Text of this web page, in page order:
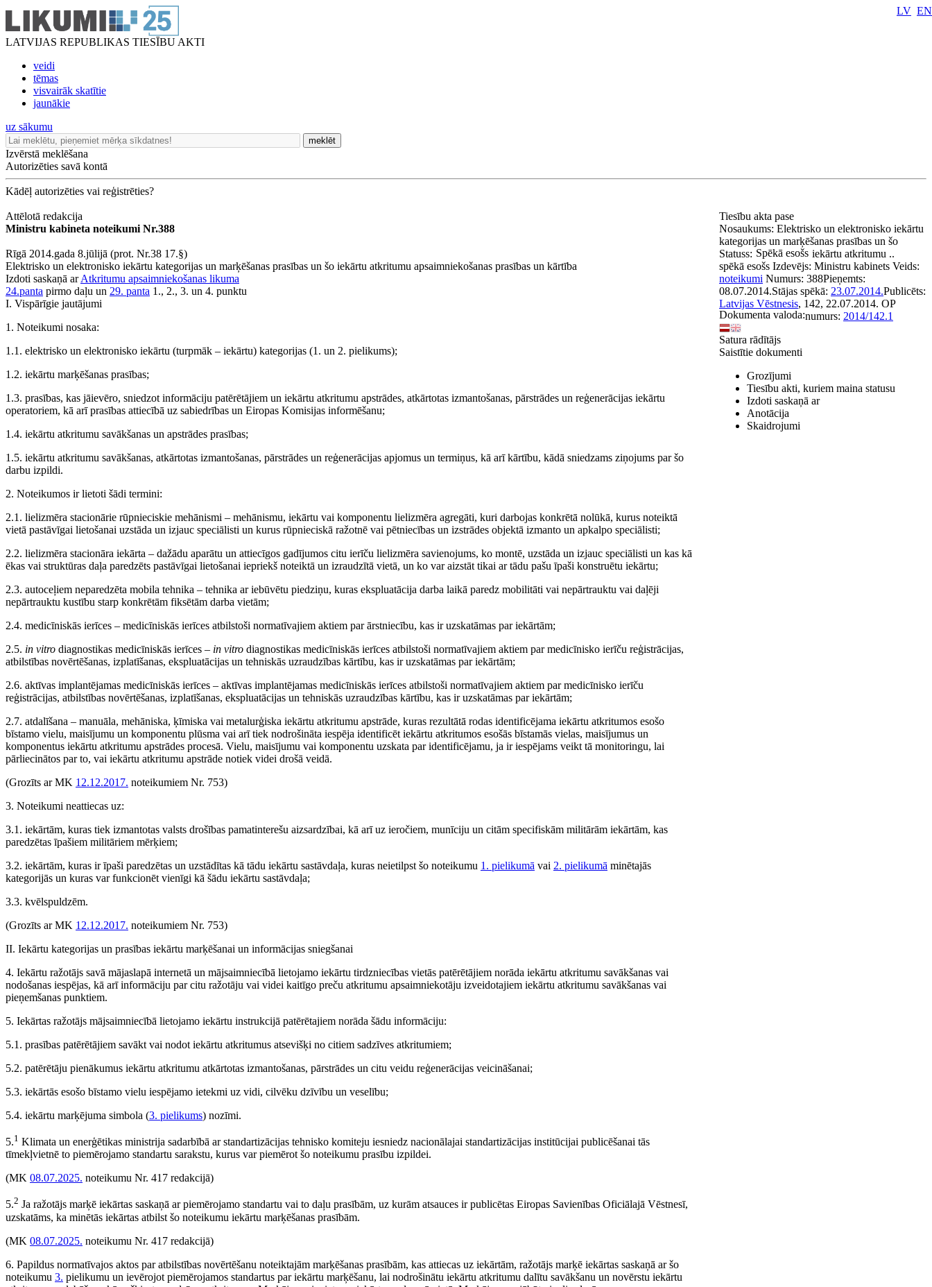
LATVIJAS REPUBLIKAS TIESĪBU AKTI
veidi
tēmas
visvairāk skatītie
jaunākie
LV EN
uz sākumu
meklēt
Izvērstā meklēšana
Autorizēties savā kontā
Kādēļ autorizēties vai reģistrēties?
Attēlotā redakcija
Ministru kabineta noteikumi Nr.388
Rīgā 2014.gada 8.jūlijā (prot. Nr.38 17.§)
Elektrisko un elektronisko iekārtu kategorijas un marķēšanas prasības un šo iekārtu atkritumu apsaimniekošanas prasības un kārtība
Izdoti saskaņā arAtkritumu apsaimniekošanas likuma
24.panta pirmo daļu un 29. panta 1., 2., 3. un 4. punktu
I. Vispārīgie jautājumi
1. Noteikumi nosaka:
1.1. elektrisko un elektronisko iekārtu (turpmāk – iekārtu) kategorijas (1. un 2. pielikums);
1.2. iekārtu marķēšanas prasības;
1.3. prasības, kas jāievēro, sniedzot informāciju patērētājiem un iekārtu atkritumu apstrādes, atkārtotas izmantošanas, pārstrādes un reģenerācijas iekārtu
operatoriem, kā arī prasības attiecībā uz sabiedrības un Eiropas Komisijas informēšanu;
1.4. iekārtu atkritumu savākšanas un apstrādes prasības;
1.5. iekārtu atkritumu savākšanas, atkārtotas izmantošanas, pārstrādes un reģenerācijas apjomus un termiņus, kā arī kārtību, kādā sniedzams ziņojums par šo
darbu izpildi.
2. Noteikumos ir lietoti šādi termini:
2.1. lielizmēra stacionārie rūpnieciskie mehānismi – mehānismu, iekārtu vai komponentu lielizmēra agregāti, kuri darbojas konkrētā nolūkā, kurus noteiktā
vietā pastāvīgai lietošanai uzstāda un izjauc speciālisti un kurus rūpnieciskā ražotnē vai pētniecības un izstrādes objektā izmanto un apkalpo speciālisti;
2.2. lielizmēra stacionāra iekārta – dažādu aparātu un attiecīgos gadījumos citu ierīču lielizmēra savienojums, ko montē, uzstāda un izjauc speciālisti un kas kā
ēkas vai struktūras daļa paredzēts pastāvīgai lietošanai iepriekš noteiktā un izraudzītā vietā, un ko var aizstāt tikai ar tādu pašu īpaši konstruētu iekārtu;
2.3. autoceļiem neparedzēta mobila tehnika – tehnika ar iebūvētu piedziņu, kuras ekspluatācija darba laikā paredz mobilitāti vai nepārtrauktu vai daļēji
nepārtrauktu kustību starp konkrētām fiksētām darba vietām;
2.4. medicīniskās ierīces – medicīniskās ierīces atbilstoši normatīvajiem aktiem par ārstniecību, kas ir uzskatāmas par iekārtām;
2.5. in vitro diagnostikas medicīniskās ierīces – in vitro diagnostikas medicīniskās ierīces atbilstoši normatīvajiem aktiem par medicīnisko ierīču reģistrācijas,
atbilstības novērtēšanas, izplatīšanas, ekspluatācijas un tehniskās uzraudzības kārtību, kas ir uzskatāmas par iekārtām;
2.6. aktīvas implantējamas medicīniskās ierīces – aktīvas implantējamas medicīniskās ierīces atbilstoši normatīvajiem aktiem par medicīnisko ierīču
reģistrācijas, atbilstības novērtēšanas, izplatīšanas, ekspluatācijas un tehniskās uzraudzības kārtību, kas ir uzskatāmas par iekārtām;
2.7. atdalīšana – manuāla, mehāniska, ķīmiska vai metalurģiska iekārtu atkritumu apstrāde, kuras rezultātā rodas identificējama iekārtu atkritumos esošo
bīstamo vielu, maisījumu un komponentu plūsma vai arī tiek nodrošināta iespēja identificēt iekārtu atkritumos esošās bīstamās vielas, maisījumus un
komponentus iekārtu atkritumu apstrādes procesā. Vielu, maisījumu vai komponentu uzskata par identificējamu, ja ir iespējams veikt tā monitoringu, lai
pārliecinātos par to, vai iekārtu atkritumu apstrāde notiek videi drošā veidā.
(Grozīts ar MK 12.12.2017. noteikumiem Nr. 753)
3. Noteikumi neattiecas uz:
3.1. iekārtām, kuras tiek izmantotas valsts drošības pamatinterešu aizsardzībai, kā arī uz ieročiem, munīciju un citām specifiskām militārām iekārtām, kas
paredzētas īpašiem militāriem mērķiem;
3.2. iekārtām, kuras ir īpaši paredzētas un uzstādītas kā tādu iekārtu sastāvdaļa, kuras neietilpst šo noteikumu 1. pielikumā vai 2. pielikumā minētajās
kategorijās un kuras var funkcionēt vienīgi kā šādu iekārtu sastāvdaļa;
3.3. kvēlspuldzēm.
(Grozīts ar MK 12.12.2017. noteikumiem Nr. 753)
II. Iekārtu kategorijas un prasības iekārtu marķēšanai un informācijas sniegšanai
4. Iekārtu ražotājs savā mājaslapā internetā un mājsaimniecībā lietojamo iekārtu tirdzniecības vietās patērētājiem norāda iekārtu atkritumu savākšanas vai
nodošanas iespējas, kā arī informāciju par citu ražotāju vai videi kaitīgo preču atkritumu apsaimniekotāju izveidotajiem iekārtu atkritumu savākšanas vai
pieņemšanas punktiem.
5. Iekārtas ražotājs mājsaimniecībā lietojamo iekārtu instrukcijā patērētajiem norāda šādu informāciju:
5.1. prasības patērētājiem savākt vai nodot iekārtu atkritumus atsevišķi no citiem sadzīves atkritumiem;
5.2. patērētāju pienākumus iekārtu atkritumu atkārtotas izmantošanas, pārstrādes un citu veidu reģenerācijas veicināšanai;
5.3. iekārtās esošo bīstamo vielu iespējamo ietekmi uz vidi, cilvēku dzīvību un veselību;
5.4. iekārtu marķējuma simbola (3. pielikums) nozīmi.
5.1 Klimata un enerģētikas ministrija sadarbībā ar standartizācijas tehnisko komiteju iesniedz nacionālajai standartizācijas institūcijai publicēšanai tās
tīmekļvietnē to piemērojamo standartu sarakstu, kurus var piemērot šo noteikumu prasību izpildei.
(MK 08.07.2025. noteikumu Nr. 417 redakcijā)
5.2 Ja ražotājs marķē iekārtas saskaņā ar piemērojamo standartu vai to daļu prasībām, uz kurām atsauces ir publicētas Eiropas Savienības Oficiālajā Vēstnesī,
uzskatāms, ka minētās iekārtas atbilst šo noteikumu iekārtu marķēšanas prasībām.
(MK 08.07.2025. noteikumu Nr. 417 redakcijā)
6. Papildus normatīvajos aktos par atbilstības novērtēšanu noteiktajām marķēšanas prasībām, kas attiecas uz iekārtām, ražotājs marķē iekārtas saskaņā ar šo
noteikumu 3. pielikumu un ievērojot piemērojamos standartus par iekārtu marķēšanu, lai nodrošinātu iekārtu atkritumu dalītu savākšanu un novērstu iekārtu
Tiesību akta pase
Nosaukums: Elektrisko un elektronisko iekārtu
kategorijas un marķēšanas prasības un šo
iekārtu atkritumu ..
Statuss: Spēkā esošs
spēkā esošs Izdevējs: Ministru kabinets Veids:
noteikumi Numurs: 388Pieņemts:
08.07.2014.Stājas spēkā: 23.07.2014.Publicēts:
Latvijas Vēstnesis, 142, 22.07.2014. OP
numurs: 2014/142.1
Dokumenta valoda:
Satura rādītājs
Saistītie dokumenti
Grozījumi
Tiesību akti, kuriem maina statusu
Izdoti saskaņā ar
Anotācija
Skaidrojumi